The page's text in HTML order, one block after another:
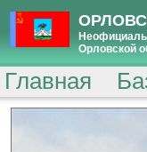
Орловской
Главная